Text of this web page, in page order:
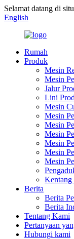
Selamat datang di
English
Rumah
Produk
Mesin
Mesin
Jalur
Lini
Mesin
Mesin
Mesin
Mesin
Mesin
Mesin
Mesin
Berita
Berita
Berita
Tentang Kami
Pertanyaan
Hubungi kami